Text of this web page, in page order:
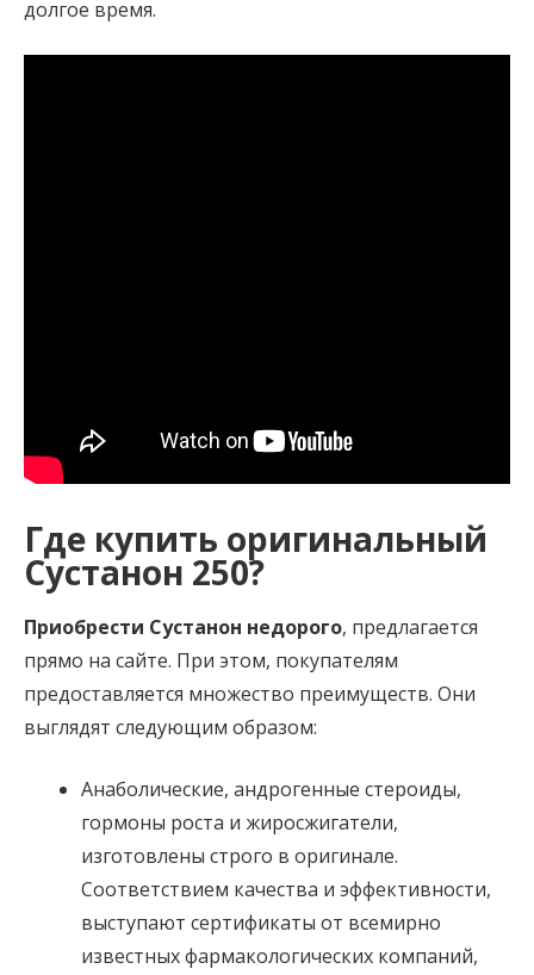
долгое время.
Где купить оригинальный
Сустанон 250?
Приобрести Сустанон недорого, предлагается
прямо на сайте. При этом, покупателям
предоставляется множество преимуществ. Они
выглядят следующим образом:
Анаболические, андрогенные стероиды,
гормоны роста и жиросжигатели,
изготовлены строго в оригинале.
Соответствием качества и эффективности,
выступают сертификаты от всемирно
известных фармакологических компаний,